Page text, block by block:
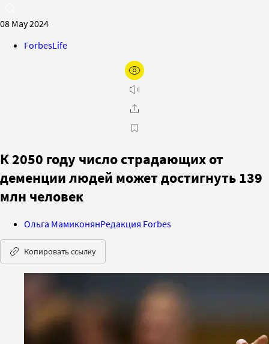
08 May 2024
ForbesLife
К 2050 году число страдающих от
деменции людей может достигнуть 139
млн человек
Ольга МамиконянРедакция Forbes
Копировать ссылку